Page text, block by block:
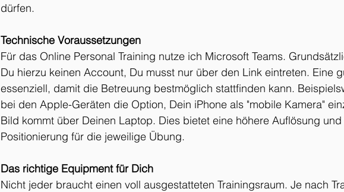
dürfen.
Technische Voraussetzungen
Für das Online Personal Training nutze ich Microsoft Teams.
Du hierzu keinen Account, Du musst nur über den Link eintreten. Eine
essenziell, damit die Betreuung bestmöglich stattfinden kann.
bei den Apple-Geräten die Option, Dein iPhone als "mobile Kamera"
Bild kommt über Deinen Laptop. Dies bietet eine höhere Auflösung
Positionierung für die jeweilige Übung.
Das richtige Equipment für Dich
Nicht jeder braucht einen voll ausgestatteten Trainingsraum. Je nach